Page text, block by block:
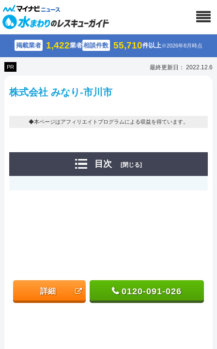
掲載業者 1,422業者相談件数 55,710件以上※2026年8月時点
PR 最終更新日： 2022.12.6
株式会社 みなり-市川市
◆本ページはアフィリエイトプログラムによる収益を得ています。
目次 [閉じる]
詳細 0120-091-026